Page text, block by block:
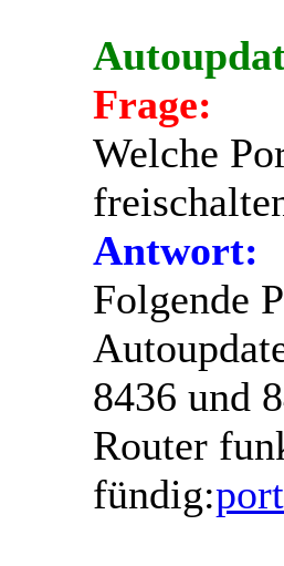
Frage:
Welche
Antwort:
Folgende
8436 und
Router
fündig: